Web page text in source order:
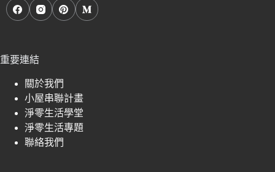
重要連結
關於我們
小屋串聯計畫
淨零生活學堂
淨零生活專題
聯絡我們